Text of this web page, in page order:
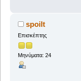
spoilt
Επισκέπτης
Μηνύματα: 24